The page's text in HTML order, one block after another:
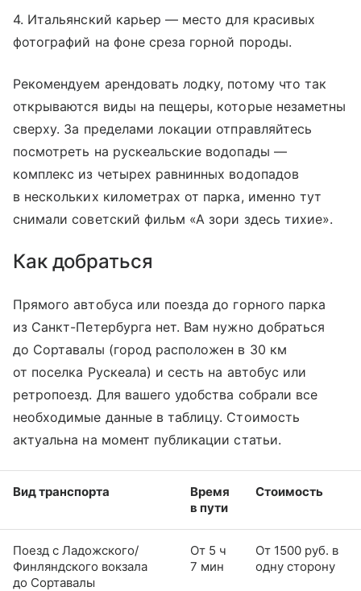
4. Итальянский карьер — место для красивых
фотографий на фоне среза горной породы.
Рекомендуем арендовать лодку, потому что так
открываются виды на пещеры, которые незаметны
сверху. За пределами локации отправляйтесь
посмотреть на рускеальские водопады —
комплекс из четырех равнинных водопадов
в нескольких километрах от парка, именно тут
снимали советский фильм «А зори здесь тихие».
Как добраться
Прямого автобуса или поезда до горного парка
из Санкт-Петербурга нет. Вам нужно добраться
до Сортавалы (город расположен в 30 км
от поселка Рускеала) и сесть на автобус или
ретропоезд. Для вашего удобства собрали все
необходимые данные в таблицу. Стоимость
актуальна на момент публикации статьи.
Вид транспорта
Время
в пути
Стоимость
Поезд с Ладожского/
Финляндского вокзала
до Сортавалы
От 5 ч
7 мин
От 1500 руб. в
одну сторону